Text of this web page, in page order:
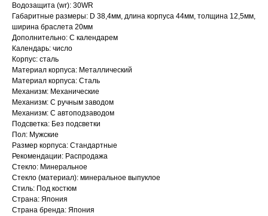
Водозащита (wr): 30WR
Габаритные размеры: D 38,4мм, длина корпуса 44мм, толщина 12,5мм,
ширина браслета 20мм
Дополнительно: С календарем
Календарь: число
Корпус: сталь
Материал корпуса: Металлический
Материал корпуса: Сталь
Механизм: Механические
Механизм: С ручным заводом
Механизм: С автоподзаводом
Подсветка: Без подсветки
Пол: Мужские
Размер корпуса: Стандартные
Рекомендации: Распродажа
Стекло: Минеральное
Стекло (материал): минеральное выпуклое
Стиль: Под костюм
Страна: Япония
Страна бренда: Япония